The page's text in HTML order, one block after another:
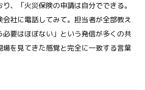
、「火災保険の申請は自分でできる。
社に電話してみて。担当者が全部教え
要はほぼない」という発信が多くの共
を見てきた感覚と完全に一致する言葉